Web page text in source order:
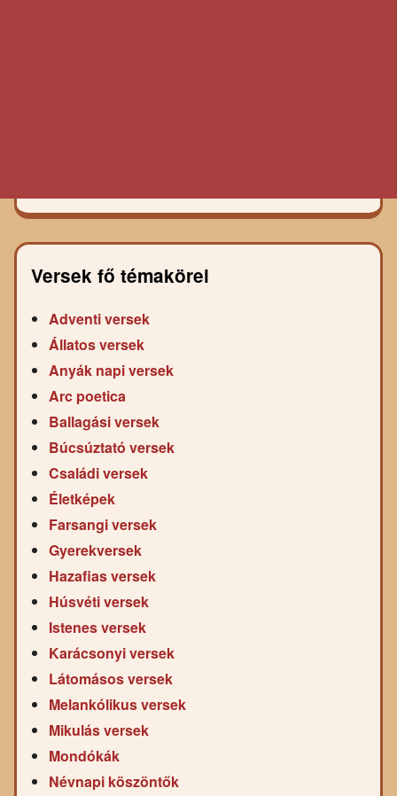
Versek fő témakörei
Adventi versek
Állatos versek
Anyák napi versek
Arc poetica
Ballagási versek
Búcsúztató versek
Családi versek
Életképek
Farsangi versek
Gyerekversek
Hazafias versek
Húsvéti versek
Istenes versek
Karácsonyi versek
Látomásos versek
Melankólikus versek
Mikulás versek
Mondókák
Névnapi köszöntők